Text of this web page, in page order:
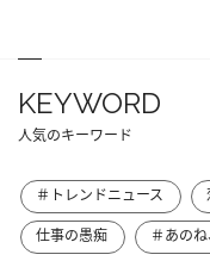
KEYWORD
人気のキーワード
＃トレンドニュース
仕事の愚痴
＃あの